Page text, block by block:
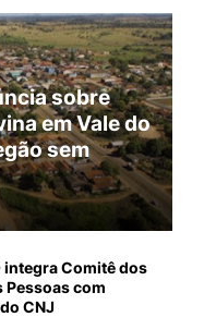
sobre
em Vale do
sem
integra Comitê dos
Pessoas com
CNJ